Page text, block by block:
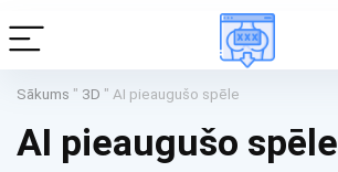
Sākums " 3D " AI pieaugušo spēle
AI pieaugušo spēle